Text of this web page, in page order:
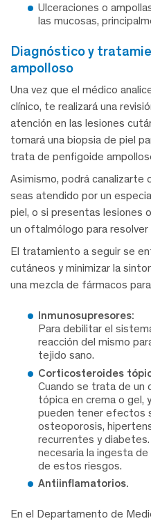
Ulceraciones o
las mucosas,
diagnóstico y tratamiento penfigoide
ampolloso
Una vez que el médico
clínico, te realizará una
atención en las lesiones
tomará una biopsia de piel
trata de penfigoide
Asimismo, podrá canalizarte
seas atendido por un
piel, o si presentas lesiones
un oftalmólogo para
El tratamiento a seguir se
cutáneos y minimizar la
una mezcla de fármacos
Inmunosupresores:
Para debilitar el
reacción del mismo
tejido sano.
Corticosteroides
Cuando se trata de un
tópica en crema o gel,
pueden tener efectos
osteoporosis,
recurrentes y
necesaria la ingesta
de estos riesgos.
Antiinflamatorios.
En el Departamento de